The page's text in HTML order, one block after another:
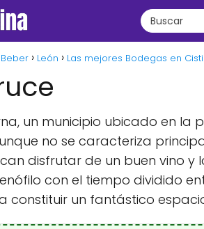
León Las mejores Bodegas en
un municipio ubicado en la
no se caracteriza
disfrutar de un buen vino
con el tiempo dividido
constituir un fantástico